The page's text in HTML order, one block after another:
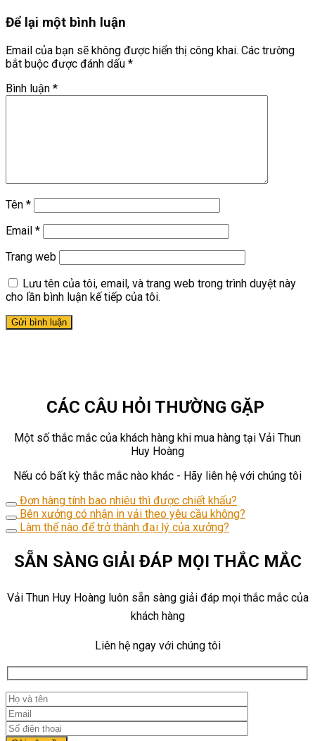
Để lại một bình luận
Email của bạn sẽ không được hiển thị công khai. Các trường
bắt buộc được đánh dấu *
Bình luận *
Tên *
Email *
Trang web
Lưu tên của tôi, email, và trang web trong trình duyệt này
cho lần bình luận kế tiếp của tôi.
CÁC CÂU HỎI THƯỜNG GẶP
Một số thắc mắc của khách hàng khi mua hàng tại Vải Thun
Huy Hoàng
Nếu có bất kỳ thắc mắc nào khác - Hãy liên hệ với chúng tôi
Đơn hàng tính bao nhiêu thì được chiết khấu?
Bên xưởng có nhận in vải theo yêu cầu không?
Làm thể nào để trở thành đại lý của xưởng?
SẴN SÀNG GIẢI ĐÁP MỌI THẮC MẮC
Vải Thun Huy Hoàng luôn sẵn sàng giải đáp mọi thắc mắc của
khách hàng
Liên hệ ngay với chúng tôi